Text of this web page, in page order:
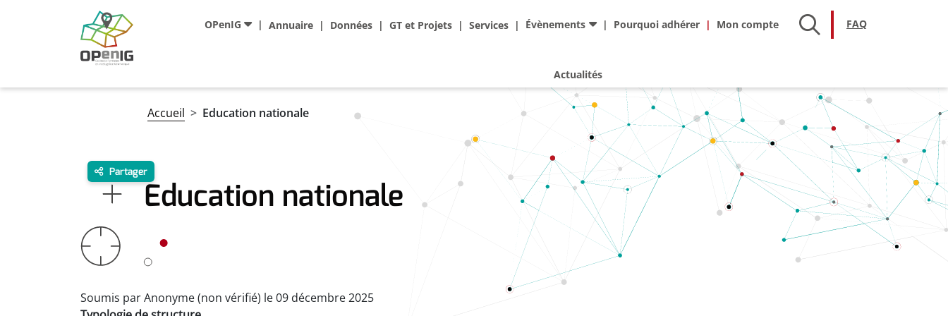
Aller au contenu principal
Navigation principale
OPenIG Annuaire Données GT et Projets Services Évènements
Actualités
Adhésion
Pourquoi adhérer FAQFAQ
Fil d'Ariane
Accueil Education nationale
Education nationale
Partager
Soumis parAnonyme (non vérifié) le09 décembre 2025